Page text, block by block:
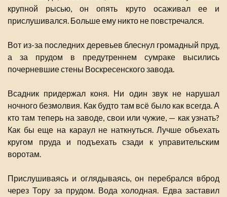
крупной рысью, он опять круто осаживал ее и
прислушивался. Больше ему никто не повстречался.
Вот из-за последних деревьев блеснул громадный пруд,
а за прудом в предутреннем сумраке высились
почерневшие стены Воскресенского завода.
Всадник придержал коня. Ни один звук не нарушал
ночного безмолвия. Как будто там всё было как всегда. А
кто там теперь на заводе, свои или чужие, — как узнать?
Как бы еще на караул не наткнуться. Лучше объехать
кругом пруда и подъехать сзади к управительским
воротам.
Прислушиваясь и оглядываясь, он перебрался вброд
через Тору за прудом. Вода холодная. Едва заставил